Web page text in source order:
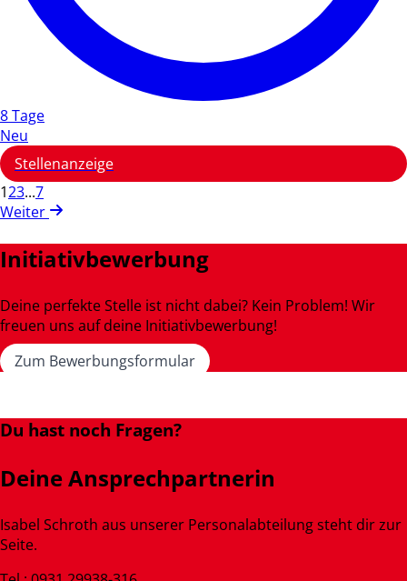
8 Tage
Neu
Stellenanzeige
123...7
Weiter
Initiativbewerbung
Deine perfekte Stelle ist nicht dabei? Kein Problem! Wir
freuen uns auf deine Initiativbewerbung!
Zum Bewerbungsformular
Du hast noch Fragen?
Deine Ansprechpartnerin
Isabel Schroth aus unserer Personalabteilung steht dir zur
Seite.